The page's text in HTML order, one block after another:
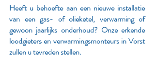
Heeft u behoefte aan een nieuwe installatie
van een gas- of olieketel, verwarming of
gewoon jaarlijks onderhoud? Onze erkende
loodgieters en verwarmingsmonteurs in Vorst
zullen u tevreden stellen.